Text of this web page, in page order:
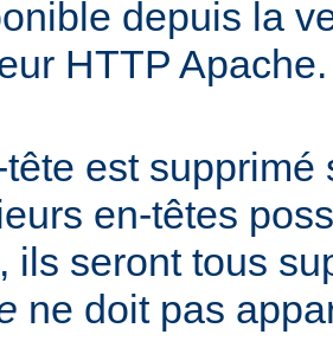
depuis la
HTTP Apache.
tête est supprimé
en-têtes
ils seront tous
ne doit pas